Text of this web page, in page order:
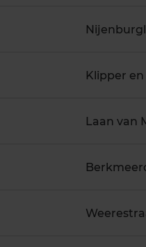
Klipper
Laan van